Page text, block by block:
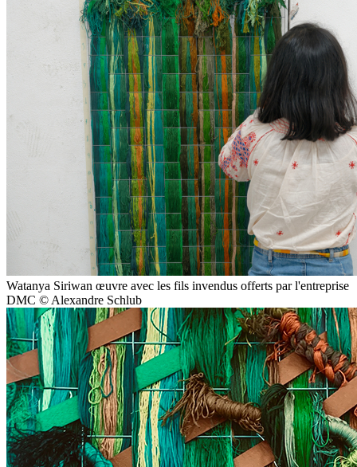
Watanya Siriwan œuvre avec les fils invendus offerts par l'entreprise
DMC © Alexandre Schlub